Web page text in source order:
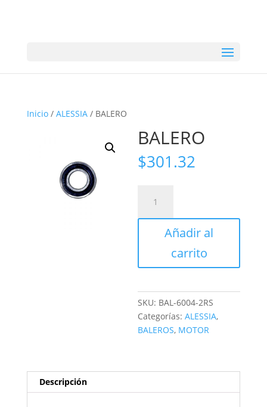
Inicio/ ALESSIA/ BALERO
BALERO
$301.32
cantidad
Añadir al
carrito
SKU: BAL-6004-2RS
Categorías:ALESSIA,
BALEROS, MOTOR
Descripción